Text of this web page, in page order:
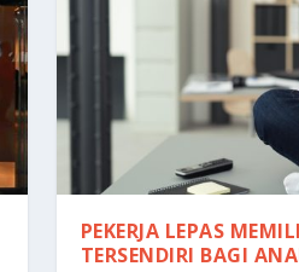
PEKERJA LEPAS
TERSENDIRI BAGI